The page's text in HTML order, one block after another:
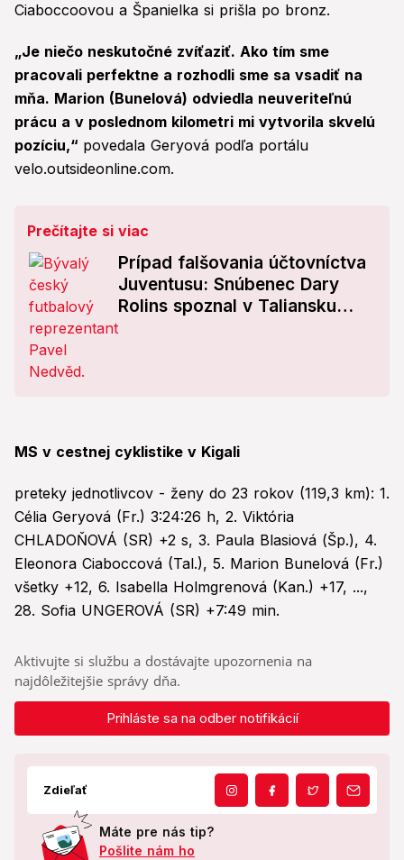
Ciaboccoovou a Španielka si prišla po bronz.
„Je niečo neskutočné zvíťaziť. Ako tím sme
pracovali perfektne a rozhodli sme sa vsadiť na
mňa. Marion (Bunelová) odviedla neuveriteľnú
prácu a v poslednom kilometri mi vytvorila skvelú
pozíciu,“ povedala Geryová podľa portálu
velo.outsideonline.com.
Prečítajte si viac
Prípad falšovania účtovníctva
Juventusu: Snúbenec Dary
Rolins spoznal v Taliansku
MS v cestnej cyklistike v Kigali
preteky jednotlivcov - ženy do 23 rokov (119,3 km): 1.
Célia Geryová (Fr.) 3:24:26 h, 2. Viktória
CHLADOŇOVÁ (SR) +2 s, 3. Paula Blasiová (Šp.), 4.
Eleonora Ciaboccová (Tal.), 5. Marion Bunelová (Fr.)
všetky +12, 6. Isabella Holmgrenová (Kan.) +17, ...,
28. Sofia UNGEROVÁ (SR) +7:49 min.
Aktivujte si službu a dostávajte upozornenia na
najdôležitejšie správy dňa.
Prihláste sa na odber notifikácií
Zdieľať
Máte pre nás tip?
Pošlite nám ho